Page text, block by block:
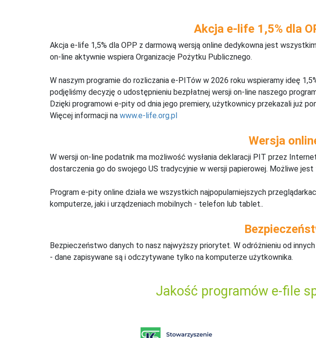
Akcja e-life 1,5% dla
Akcja e-life 1,5% dla OPP z darmową wersją online dedykowna jest
on-line aktywnie wspiera Organizacje Pożytku Publicznego.
W naszym programie do rozliczania e-PITów w 2026 roku wspieramy ideę
podjęliśmy decyzję o udostępnieniu bezpłatnej wersji on-line naszego
Dzięki programowi e-pity od dnia jego premiery, użytkownicy przekazali już
Więcej informacji na www.e-life.org.pl
Wersja
W wersji on-line podatnik ma możliwość wysłania deklaracji PIT przez
dostarczenia go do swojego US tradycyjnie w wersji papierowej. Możliwe
Program e-pity online działa we wszystkich najpopularniejszych
komputerze, jaki i urządzeniach mobilnych - telefon lub tablet..
Bezpieczeństwo danych to nasz najwyższy priorytet. W odróżnieniu od
- dane zapisywane są i odczytywane tylko na komputerze użytkownika.
Jakość programów e-file